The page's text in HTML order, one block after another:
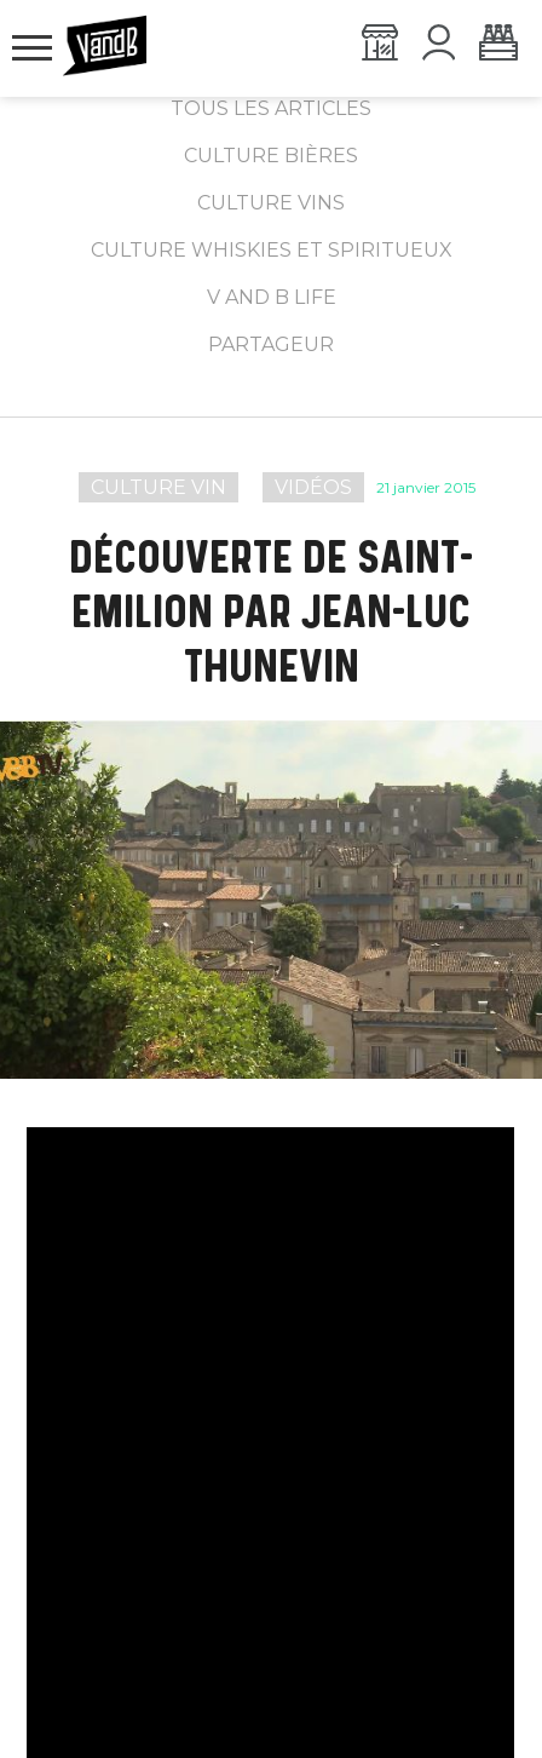
TOUS LES ARTICLES
CULTURE BIÈRES
CULTURE VINS
CULTURE WHISKIES ET SPIRITUEUX
V AND B LIFE
PARTAGEUR
CULTURE VIN VIDÉOS 21 janvier 2015
DÉCOUVERTE DE SAINT-
EMILION PAR JEAN-LUC
THUNEVIN